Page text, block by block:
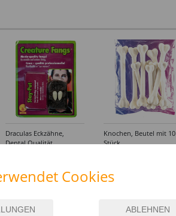
Draculas Eckzähne,
Dental Qualität
Knochen, Beutel mit 10
Stück
Cookies